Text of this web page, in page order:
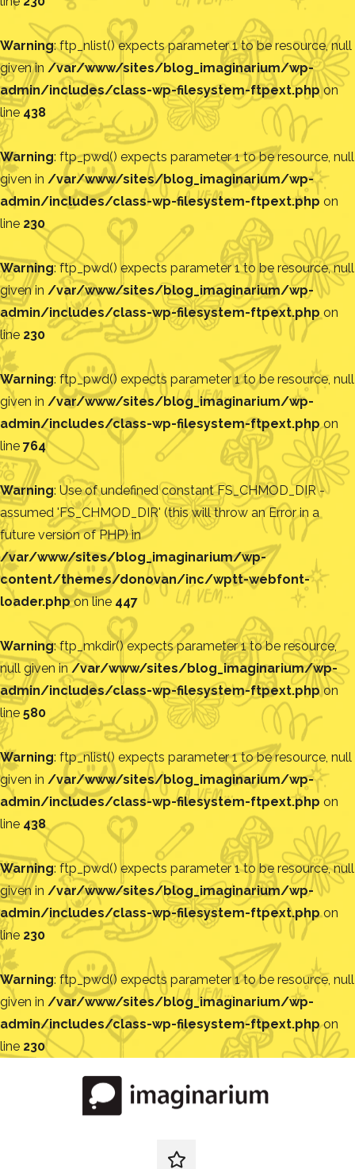
Warning: ftp_nlist() expects parameter 1 to be resource, null
given in /var/www/sites/blog_imaginarium/wp-
admin/includes/class-wp-filesystem-ftpext.phpon
line438
Warning: ftp_pwd() expects parameter 1 to be resource, null
given in /var/www/sites/blog_imaginarium/wp-
admin/includes/class-wp-filesystem-ftpext.php on
line 230
Warning: ftp_pwd() expects parameter 1 to be resource, null
given in /var/www/sites/blog_imaginarium/wp-
admin/includes/class-wp-filesystem-ftpext.php on
line 230
Warning: ftp_pwd() expects parameter 1 to be resource, null
given in /var/www/sites/blog_imaginarium/wp-
admin/includes/class-wp-filesystem-ftpext.phpon
line 764
Warning: Use of undefined constant FS_CHMOD_DIR -
assumed 'FS_CHMOD_DIR' (this will throw an Error in a
future version of PHP) in
/var/www/sites/blog_imaginarium/wp-
content/themes/donovan/inc/wptt-webfont-
loader.phpon line 447
Warning: ftp_mkdir() expects parameter 1 to be resource,
null given in/var/www/sites/blog_imaginarium/wp-
admin/includes/class-wp-filesystem-ftpext.phpon
line 580
Warning: ftp_nlist() expects parameter 1 to be resource, null
given in /var/www/sites/blog_imaginarium/wp-
admin/includes/class-wp-filesystem-ftpext.php on
line 438
Warning: ftp_pwd() expects parameter 1 to be resource, null
given in /var/www/sites/blog_imaginarium/wp-
admin/includes/class-wp-filesystem-ftpext.phpon
line 230
Warning: ftp_pwd() expects parameter 1 to be resource, null
given in /var/www/sites/blog_imaginarium/wp-
admin/includes/class-wp-filesystem-ftpext.phpon
line 230
redes